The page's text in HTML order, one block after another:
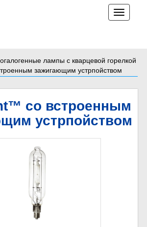
лампы с кварцевой горелкой
зажигающим устрпойством
со встроенным
устрпойством